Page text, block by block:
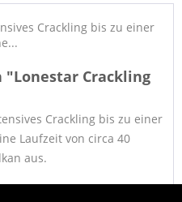
Crackling bis zu einer
Crackling
Crackling bis zu einer
Laufzeit von circa 40
aus.